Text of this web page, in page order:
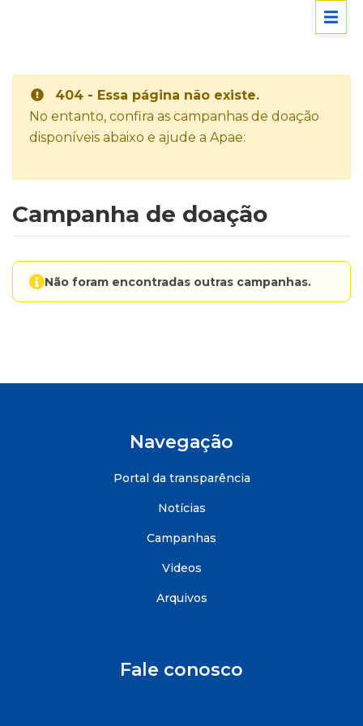
404 - Essa página não existe.
No entanto, confira as campanhas de doação
disponíveis abaixo e ajude a Apae:
Campanha de doação
Não foram encontradas outras campanhas.
Navegação
Portal da transparência
Notícias
Campanhas
Videos
Arquivos
Fale conosco